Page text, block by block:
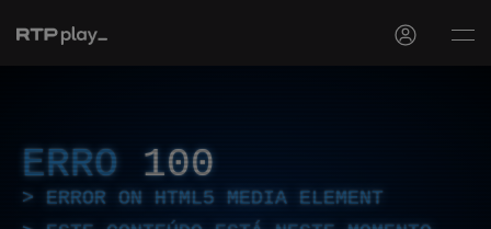
ERRO 100
ERROR ON HTML5 MEDIA ELEMENT